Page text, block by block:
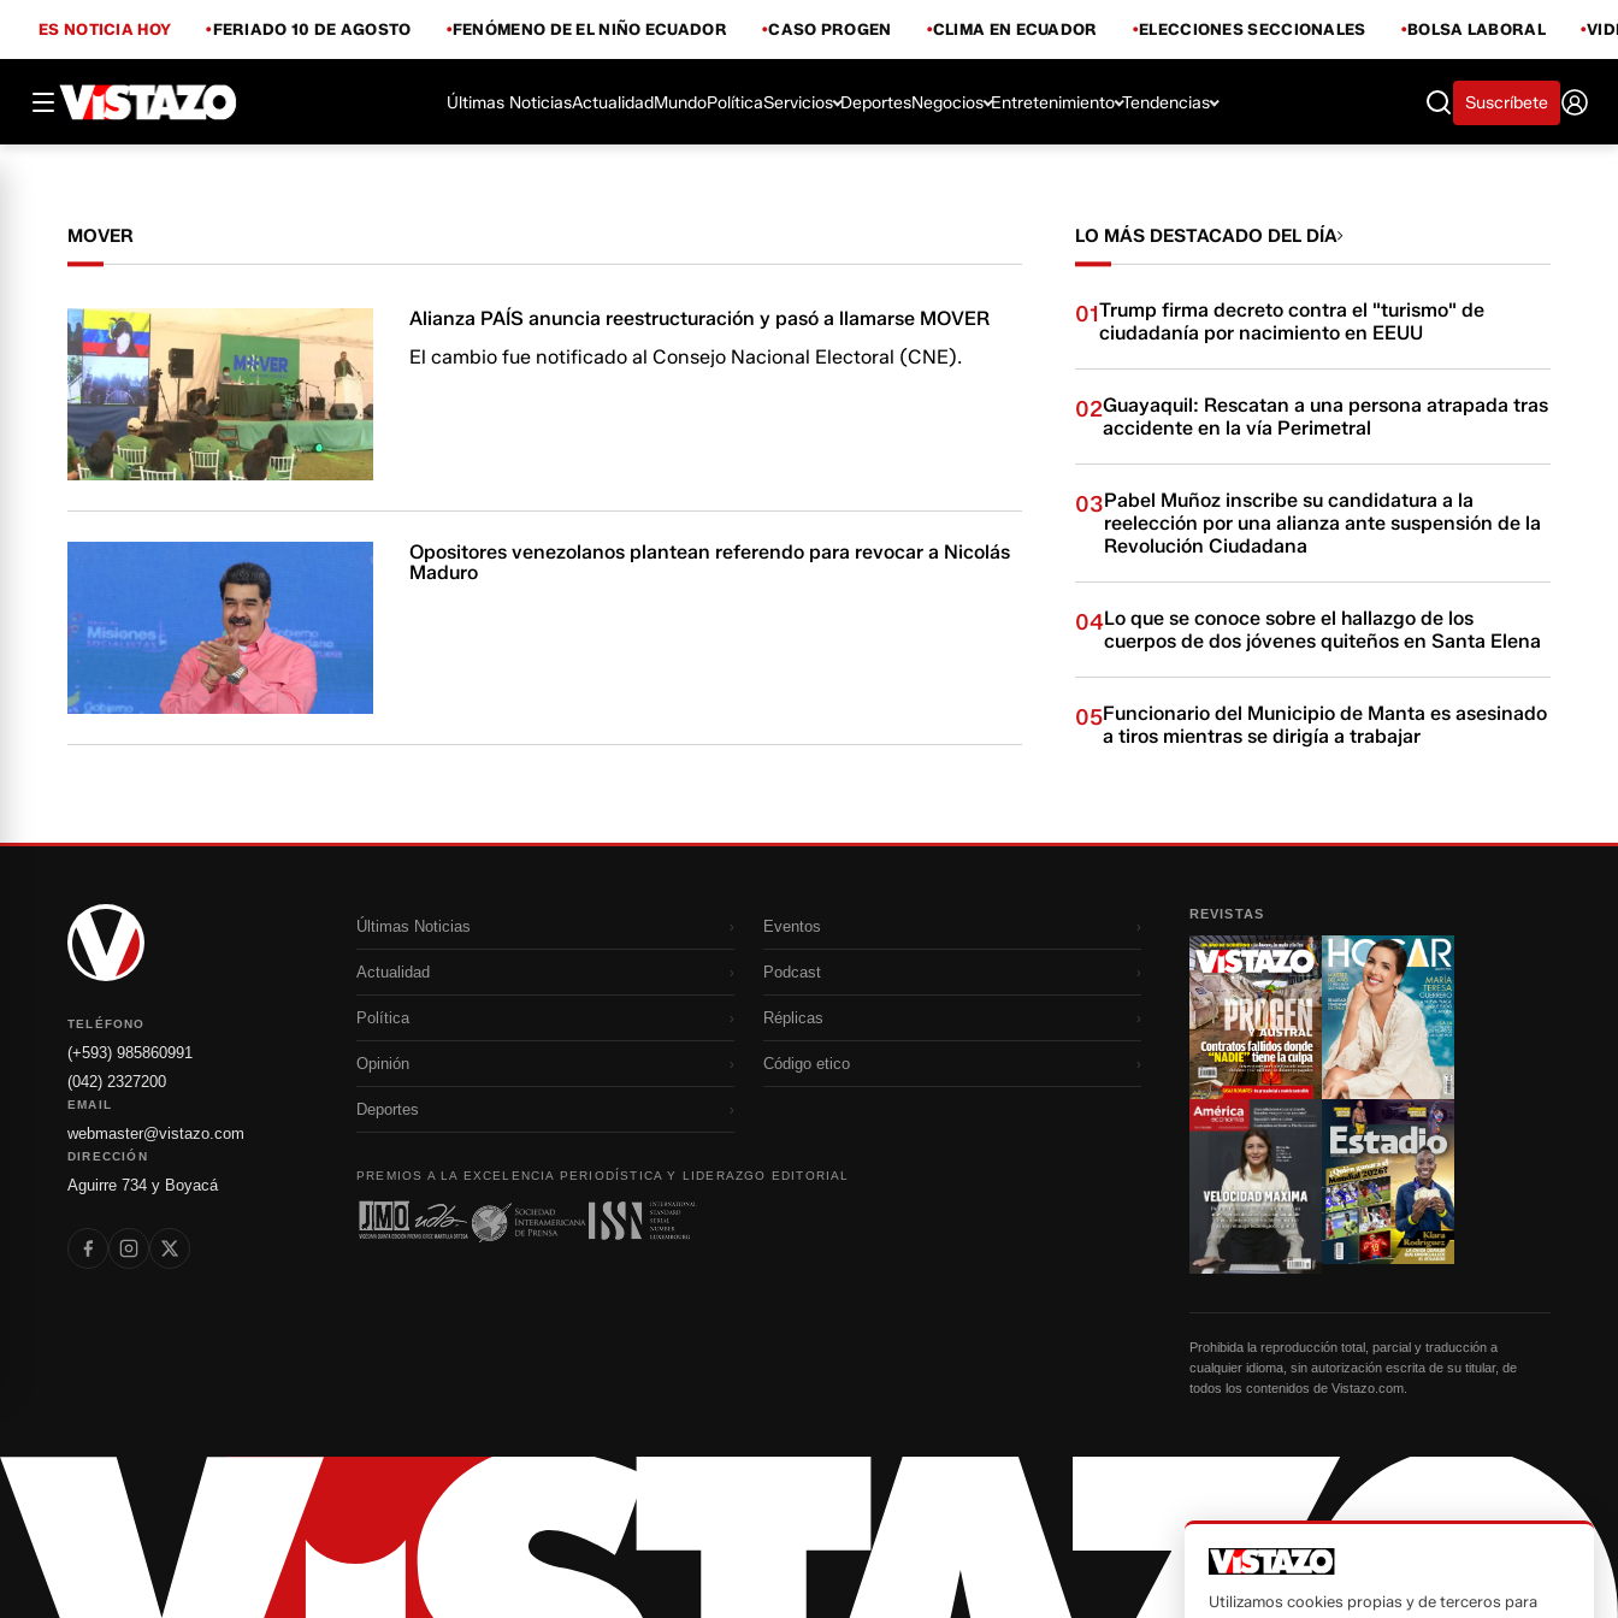
ES NOTICIA HOY FERIADO 10 DE AGOSTO FENÓMENO DE EL NIÑO ECUADOR CASO PROGEN CLIMA EN ECUADOR ELECCIONES SECCIONALES BOLSA LABORAL
Últimas NoticiasActualidadMundoPolíticaServicios DeportesNegocios Entretenimiento Tendencias Suscríbete
MOVER
Alianza PAÍS anuncia reestructuración y pasó a llamarse MOVER
El cambio fue notificado al Consejo Nacional Electoral (CNE).
Opositores venezolanos plantean referendo para revocar a Nicolás
Maduro
LO MÁS DESTACADO DEL DÍA
01Trump firma decreto contra el "turismo" de
ciudadanía por nacimiento en EEUU
02Guayaquil: Rescatan a una persona atrapada tras
accidente en la vía Perimetral
03Pabel Muñoz inscribe su candidatura a la
reelección por una alianza ante suspensión de la
Revolución Ciudadana
04Lo que se conoce sobre el hallazgo de los
cuerpos de dos jóvenes quiteños en Santa Elena
05Funcionario del Municipio de Manta es asesinado
a tiros mientras se dirigía a trabajar
TELÉFONO
(+593) 985860991
(042) 2327200
EMAIL
webmaster@vistazo.com
DIRECCIÓN
Aguirre 734 y Boyacá
Últimas Noticias ›
Actualidad ›
Política ›
Opinión ›
Deportes ›
Eventos ›
Podcast ›
Réplicas ›
Código etico ›
PREMIOS A LA EXCELENCIA PERIODÍSTICA Y LIDERAZGO EDITORIAL
REVISTAS
Prohibida la reproducción total, parcial y traducción a
cualquier idioma, sin autorización escrita de su titular, de
todos los contenidos de Vistazo.com.
Utilizamos cookies propias y de terceros para